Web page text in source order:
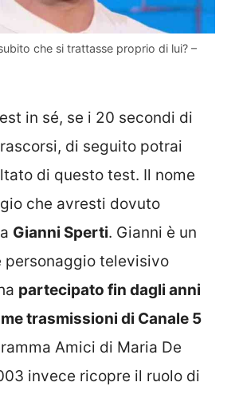
che si trattasse proprio di lui? –
in sé, se i 20 secondi di
di seguito potrai
di questo test. Il nome
che avresti dovuto
Gianni Sperti. Gianni è un
personaggio televisivo
partecipato fin dagli anni
trasmissioni di Canale 5
Amici di Maria De
invece ricopre il ruolo di